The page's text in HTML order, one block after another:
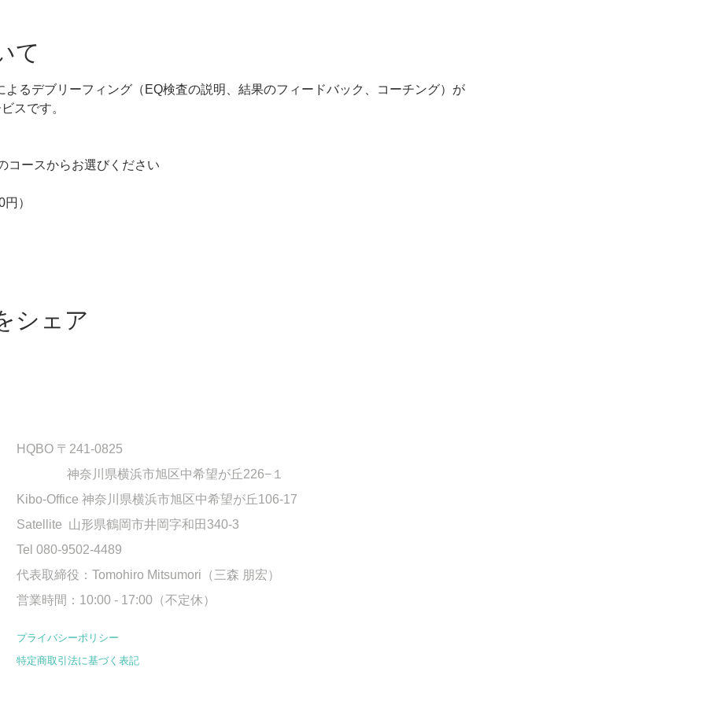
て
よるデブリーフィング（EQ検査の説明、結果のフィードバック、コーチング）が
スです。
コースからお選びください
）
シェア
HQBO 〒241-0825
神奈川県横浜市旭区中希望が丘226−１
Kibo-Office 神奈川県横浜市旭区中希望が丘106-17
Satellite 山形県鶴岡市井岡字和田340-3
Tel 080-9502-4489
​代表取締役：Tomohiro Mitsumori（三森 朋宏）
営業時間：10:00 - 17:00（不定休）
プライバシーポリシー
特定商取引法に基づく表記